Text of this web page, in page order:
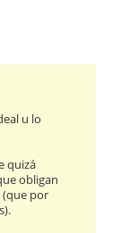
u lo
quizá
obligan
(que por